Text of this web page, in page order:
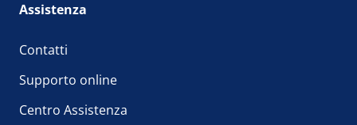
Assistenza
Contatti
Supporto online
Centro Assistenza